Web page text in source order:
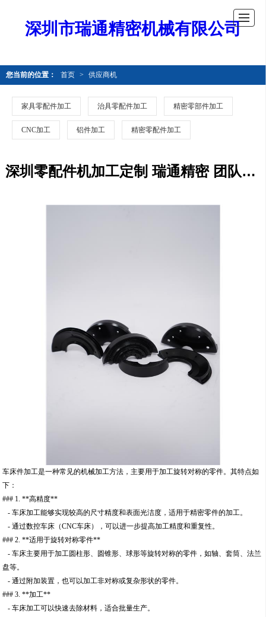
深圳市瑞通精密机械有限公司
您当前的位置： 首页 > 供应商机
家具零配件加工 治具零配件加工 精密零部件加工
CNC加工 铝件加工 精密零配件加工
深圳零配件机加工定制 瑞通精密 团队服务
车床件加工是一种常见的机械加工方法，主要用于加工旋转对称的零件。其特点如
下：
### 1. **高精度**
- 车床加工能够实现较高的尺寸精度和表面光洁度，适用于精密零件的加工。
- 通过数控车床（CNC车床），可以进一步提高加工精度和重复性。
### 2. **适用于旋转对称零件**
- 车床主要用于加工圆柱形、圆锥形、球形等旋转对称的零件，如轴、套筒、法兰
盘等。
- 通过附加装置，也可以加工非对称或复杂形状的零件。
### 3. **加工**
- 车床加工可以快速去除材料，适合批量生产。